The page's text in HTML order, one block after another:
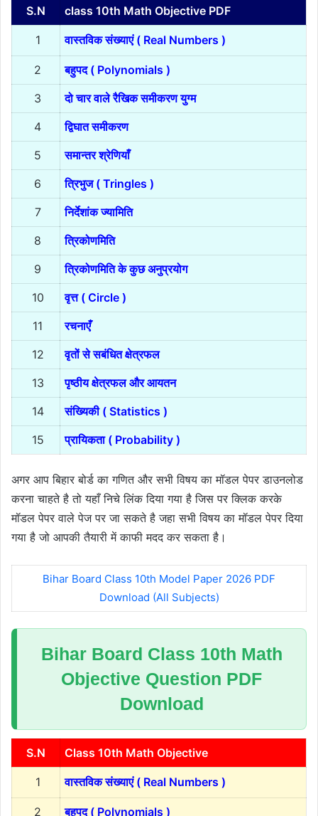
S.N class 10th Math Objective PDF
1 वास्तविक संख्याएं ( Real Numbers )
2
बहुपद ( Polynomials )
3
दो चार वाले रैखिक समीकरण युग्म
4
द्विघात समीकरण
5
समान्तर श्रेणियाँ
6
त्रिभुज ( Tringles )
7
निर्देशांक ज्यामिति
8
त्रिकोणमिति
9
त्रिकोणमिति के कुछ अनुप्रयोग
10
वृत्त ( Circle )
11
रचनाएँ
12
वृतों से सबंधित क्षेत्रफल
13
पृष्ठीय क्षेत्रफल और आयतन
14
संख्यिकी ( Statistics )
15
प्रायिकता ( Probability )
अगर आप बिहार बोर्ड का गणित और सभी विषय का मॉडल पेपर डाउनलोड
करना चाहते है तो यहाँ निचे लिंक दिया गया है जिस पर क्लिक करके
मॉडल पेपर वाले पेज पर जा सकते है जहा सभी विषय का मॉडल पेपर दिया
गया है जो आपकी तैयारी में काफी मदद कर सकता है।
Bihar Board Class 10th Model Paper 2026 PDF
Download (All Subjects)
Bihar Board Class 10th Math
Objective Question PDF
Download
S.N Class 10th Math Objective
1 वास्तविक संख्याएं ( Real Numbers )
2 बहुपद ( Polynomials )